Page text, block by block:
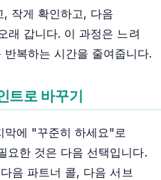
작게 확인하고, 다음
래 갑니다. 이 과정은 느려
복하는 시간을 줄여줍니다.
트로 바꾸기
막에 "꾸준히 하세요"로
요한 것은 다음 선택입니다.
음 파트너 콜, 다음 서브